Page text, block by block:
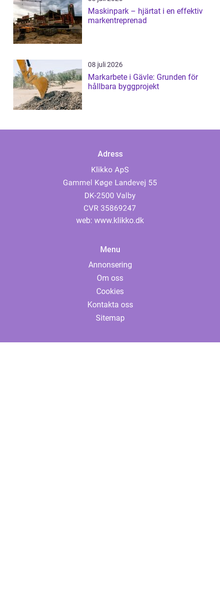
Maskinpark – hjärtat i en effektiv
markentreprenad
08 juli 2026
Markarbete i Gävle: Grunden för
hållbara byggprojekt
Adress
web: www.klikko.dk
Menu
Annonsering
Om oss
Cookies
Kontakta oss
Sitemap